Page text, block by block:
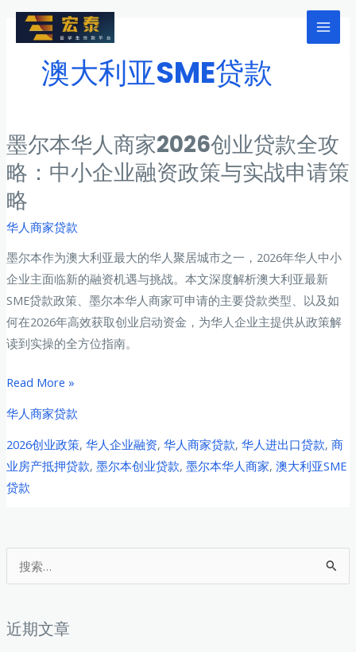
Main
索
近期文章
澳大利亚SME贷款
墨尔本华人商家2026创业贷款全攻
略：中小企业融资政策与实战申请策
略
华人商家贷款
墨尔本作为澳大利亚最大的华人聚居城市之一，2026年华人中小
企业主面临新的融资机遇与挑战。本文深度解析澳大利亚最新
SME贷款政策、墨尔本华人商家可申请的主要贷款类型、以及如
何在2026年高效获取创业启动资金，为华人企业主提供从政策解
读到实操的全方位指南。
墨
本
华
人
商
创
款
全
Read More »
华人商家贷款
2026创业政策, 华人企业融资, 华人商家贷款, 华人进出口贷款, 商
业房产抵押贷款, 墨尔本创业贷款, 墨尔本华人商家, 澳大利亚SME
贷款